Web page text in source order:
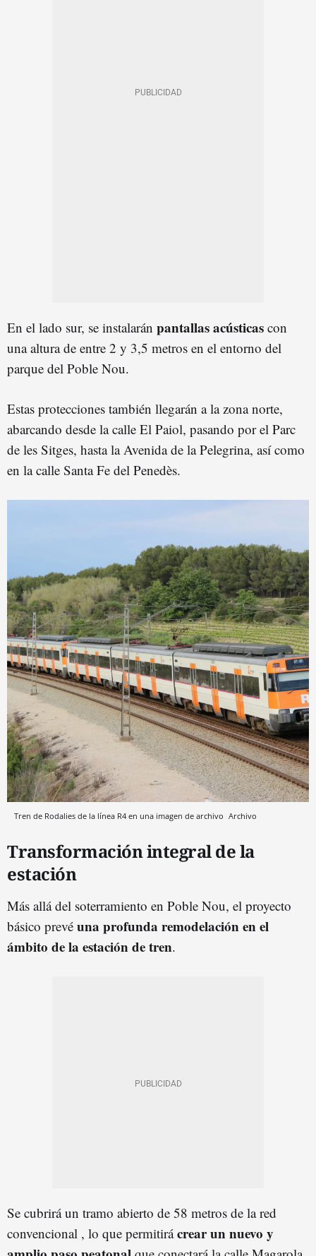
En el lado sur, se instalarán pantallas acústicas con
una altura de entre 2 y 3,5 metros en el entorno del
parque del Poble Nou.
Estas protecciones también llegarán a la zona norte,
abarcando desde la calle El Paiol, pasando por el Parc
de les Sitges, hasta la Avenida de la Pelegrina, así como
en la calle Santa Fe del Penedès.
Tren de Rodalies de la línea R4 en una imagen de archivo Archivo
Transformación integral de la
estación
Más allá del soterramiento en Poble Nou, el proyecto
básico prevé una profunda remodelación en el
ámbito de la estación de tren.
Se cubrirá un tramo abierto de 58 metros de la red
convencional , lo que permitirácrear un nuevo y